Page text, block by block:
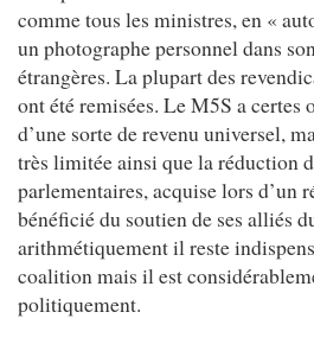
comme tous les ministres, en «
un photographe personnel dans
étrangères. La plupart des
ont été remisées. Le M5S a certes
d’une sorte de revenu universel,
très limitée ainsi que la réduction
parlementaires, acquise lors d’un
bénéficié du soutien de ses alliés
arithmétiquement il reste
coalition mais il est
politiquement.